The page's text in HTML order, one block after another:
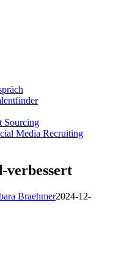
Sourcing
Media Recruiting
verbessert
Braehmer2024-12-